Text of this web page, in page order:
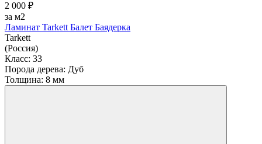
2 000 ₽
за м2
Ламинат Tarkett Балет Баядерка
Tarkett
(Россия)
Класс: 33
Порода дерева: Дуб
Толщина: 8 мм